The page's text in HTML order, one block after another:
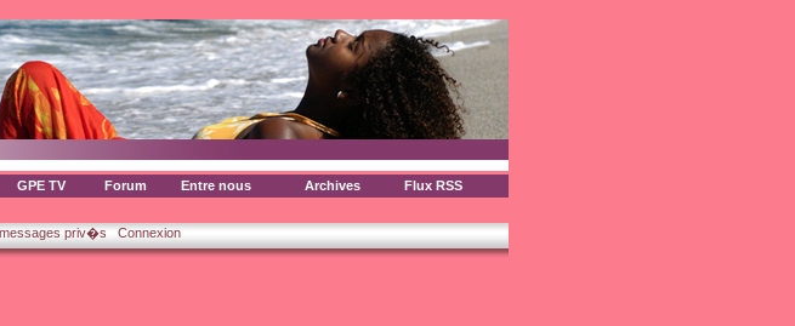
GPE TV Forum Entre nous Archives Flux RSS
priv�s Connexion